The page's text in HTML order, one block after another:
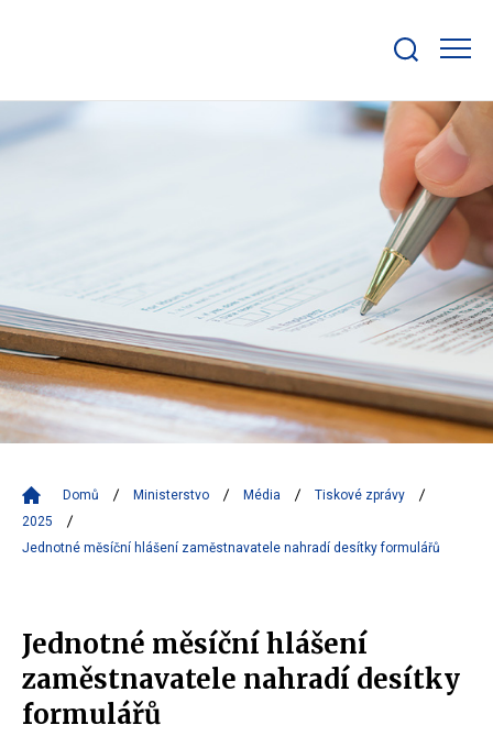
bar
Domů Ministerstvo Média
Tiskové zprávy
2025
Jednotné měsíční hlášení zaměstnavatele nahradí desítky formulářů
Jednotné měsíční hlášení
zaměstnavatele nahradí desítky
formulářů